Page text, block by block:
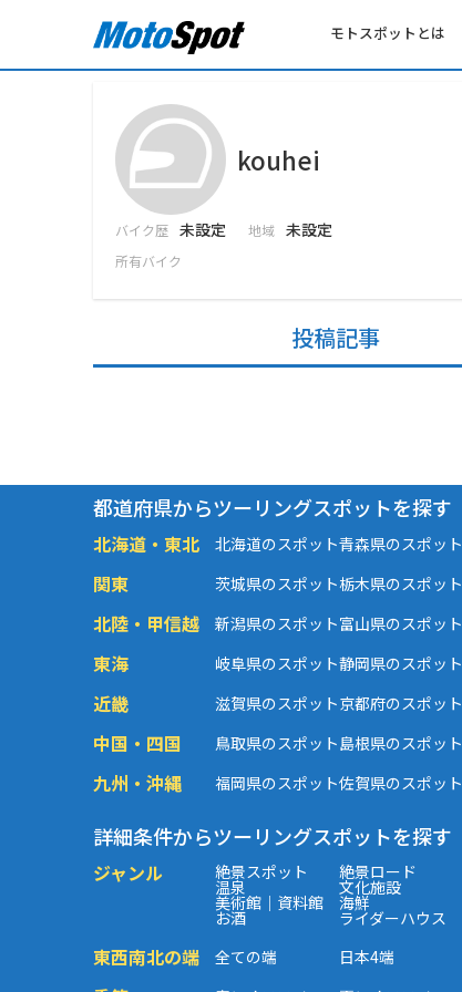
モトスポットとは
kouhei
バイク歴 未設定 地域 未設定
所有バイク
投稿記事
都道府県からツーリングスポットを探す
北海道・東北 北海道のスポット青森県のスポット
関東 茨城県のスポット栃木県のスポット
北陸・甲信越 新潟県のスポット富山県のスポット
東海 岐阜県のスポット静岡県のスポット
近畿 滋賀県のスポット京都府のスポット
中国・四国 鳥取県のスポット島根県のスポット
九州・沖縄 福岡県のスポット佐賀県のスポット
詳細条件からツーリングスポットを探す
ジャンル 絶景スポット 絶景ロード
温泉 文化施設
美術館｜資料館 海鮮
お酒 ライダーハウス
東西南北の端 全ての端 日本4端